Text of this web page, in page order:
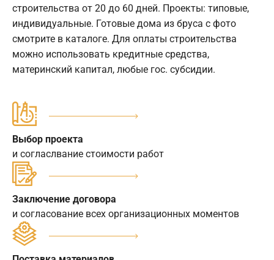
строительства от 20 до 60 дней. Проекты: типовые,
индивидуальные. Готовые дома из бруса с фото
смотрите в каталоге. Для оплаты строительства
можно использовать кредитные средства,
материнский капитал, любые гос. субсидии.
Выбор проекта
и согласлвание стоимости работ
Заключение договора
и согласование всех организационных моментов